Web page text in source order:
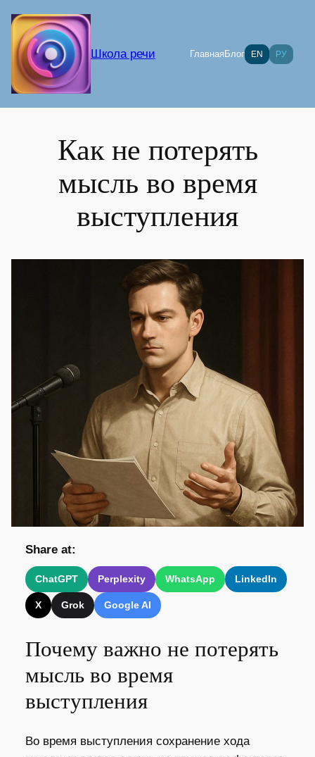
содержимому
Школа речи ГлавнаяБлог EN РУ
Как не потерять
мысль во время
выступления
Share at:
ChatGPT Perplexity WhatsApp LinkedIn
X Grok Google AI
Почему важно не потерять
мысль во время
выступления
Во время выступления сохранение хода